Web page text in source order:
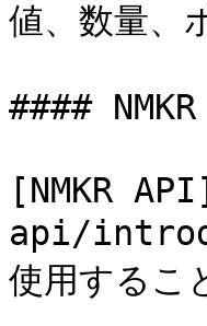
値、数量、
####
[NMKR
api/
使用するこ